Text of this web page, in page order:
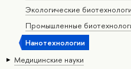
Экологические
Промышленные
Нанотехнологии
Медицинские науки